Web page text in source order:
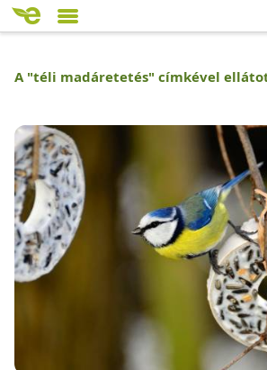
A "téli madáretetés" címkével